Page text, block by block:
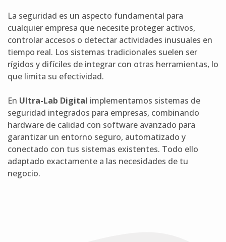
La seguridad es un aspecto fundamental para
cualquier empresa que necesite proteger activos,
controlar accesos o detectar actividades inusuales en
tiempo real. Los sistemas tradicionales suelen ser
rígidos y difíciles de integrar con otras herramientas, lo
que limita su efectividad.
En Ultra-Lab Digital implementamos sistemas de
seguridad integrados para empresas, combinando
hardware de calidad con software avanzado para
garantizar un entorno seguro, automatizado y
conectado con tus sistemas existentes. Todo ello
adaptado exactamente a las necesidades de tu
negocio.